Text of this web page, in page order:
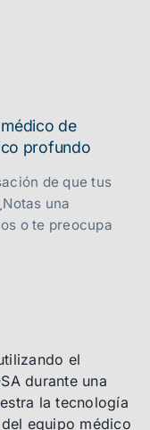
de
profundo
de que tus
una
o te preocupa